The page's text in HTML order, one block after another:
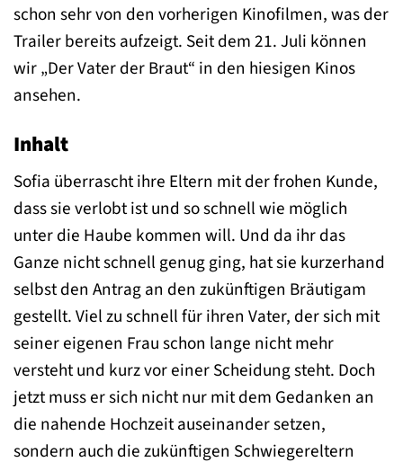
schon sehr von den vorherigen Kinofilmen, was der
Trailer bereits aufzeigt. Seit dem 21. Juli können
wir „Der Vater der Braut“ in den hiesigen Kinos
ansehen.
Inhalt
Sofia überrascht ihre Eltern mit der frohen Kunde,
dass sie verlobt ist und so schnell wie möglich
unter die Haube kommen will. Und da ihr das
Ganze nicht schnell genug ging, hat sie kurzerhand
selbst den Antrag an den zukünftigen Bräutigam
gestellt. Viel zu schnell für ihren Vater, der sich mit
seiner eigenen Frau schon lange nicht mehr
versteht und kurz vor einer Scheidung steht. Doch
jetzt muss er sich nicht nur mit dem Gedanken an
die nahende Hochzeit auseinander setzen,
sondern auch die zukünftigen Schwiegereltern